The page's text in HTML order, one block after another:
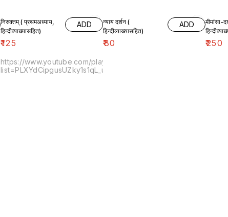
निरुक्तम् ( प्रथमअध्याय,
हिन्दीव्याख्यासहित)
₹125
ADD
https://www.youtube.com/playlist?
list=PLXYdCipgusUZky1s1qL_uW7PgXmj_nuB_
न्याय दर्शन (
हिन्दीव्याख्यासहित)
₹80
ADD
मीमांसा-
₹250